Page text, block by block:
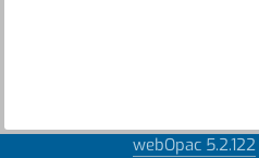
webOpac 5.2.122